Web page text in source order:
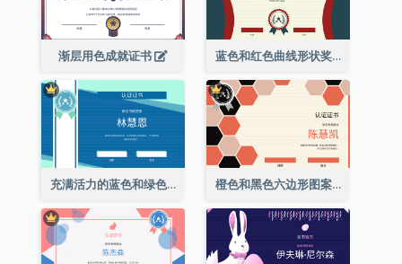
渐层用色成就证书 蓝色和红色曲线形状奖证书
充满活力的蓝色和绿色徽章证书 橙色和黑色六边形图案证书